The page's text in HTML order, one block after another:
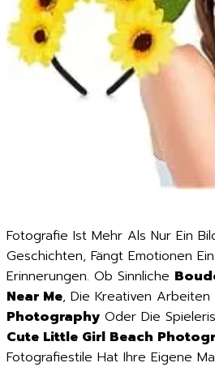
Fotografie Ist Mehr Als Nur Ein
Geschichten, Fängt Emotionen
Erinnerungen. Ob Sinnliche
Near Me, Die Kreativen Arbeiten
Photography Oder Die
Cute Little Girl Beach
Fotografiestile Hat Ihre Eigene